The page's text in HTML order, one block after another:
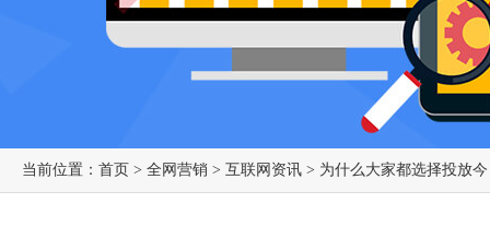
当前位置： 首页 > 全网营销 > 互联网资讯 > 为什么大家都选择投放